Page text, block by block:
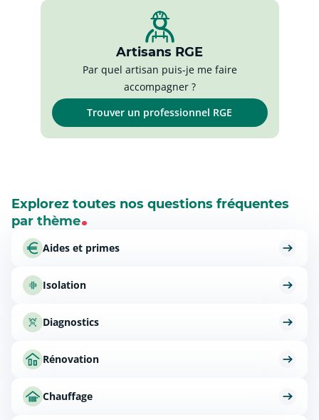
Artisans RGE
Par quel artisan puis-je me faire
accompagner ?
Trouver un professionnel RGE
Explorez toutes nos questions fréquentes
par thème
Aides et primes
Isolation
Diagnostics
Rénovation
Chauffage